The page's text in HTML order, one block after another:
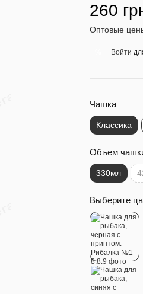
260
Оптовые
Войти
Чашка
Классика
Объем
330мл
Выберите